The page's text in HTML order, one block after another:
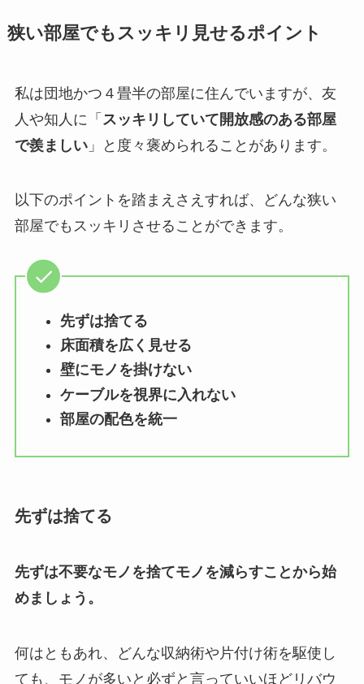
狭い部屋でもスッキリ見せるポイント
私は団地かつ４畳半の部屋に住んでいますが、友
人や知人に「 スッキリしていて開放感のある部屋
で羨ましい」と度々褒められることがあります。
以下のポイントを踏まえさえすれば、どんな狭い
部屋でもスッキリさせることができます。
先ずは捨てる
床面積を広く見せる
壁にモノを掛けない
ケーブルを視界に入れない
部屋の配色を統一
先ずは捨てる
先ずは不要なモノを捨てモノを減らすことから始
めましょう。
何はともあれ、どんな収納術や片付け術を駆使し
ても、モノが多いと必ずと言っていいほどリバウ